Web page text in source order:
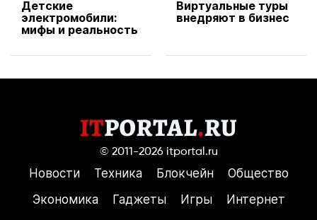
Детские
электромобили:
мифы и реальность
Виртуальные туры
внедряют в бизнес
© 2011-2026 itportal.ru
Новости Техника Блокчейн
Общество
Экономика
Гаджеты Игры
Интернет